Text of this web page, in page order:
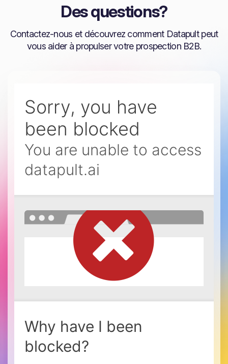
Des questions?
Contactez-nous et découvrez comment Datapult peut
vous aider à propulser votre prospection B2B.